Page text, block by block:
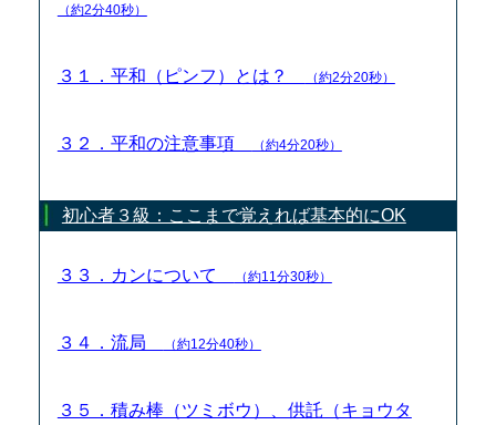
（約2分40秒）
３１．平和（ピンフ）とは？ （約2分20秒）
３２．平和の注意事項 （約4分20秒）
初心者３級：ここまで覚えれば基本的にOK
３３．カンについて （約11分30秒）
３４．流局 （約12分40秒）
３５．積み棒（ツミボウ）、供託（キョウタ